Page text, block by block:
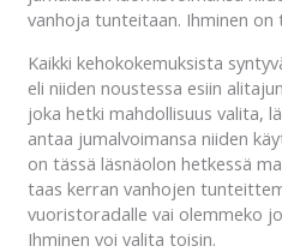
vanhoja tunteitaan. Ihminen on
Kaikki kehokokemuksista
eli niiden noustessa esiin
joka hetki mahdollisuus valita,
antaa jumalvoimansa niiden
on tässä läsnäolon hetkessä
taas kerran vanhojen
vuoristoradalle vai olemmeko
Ihminen voi valita toisin.